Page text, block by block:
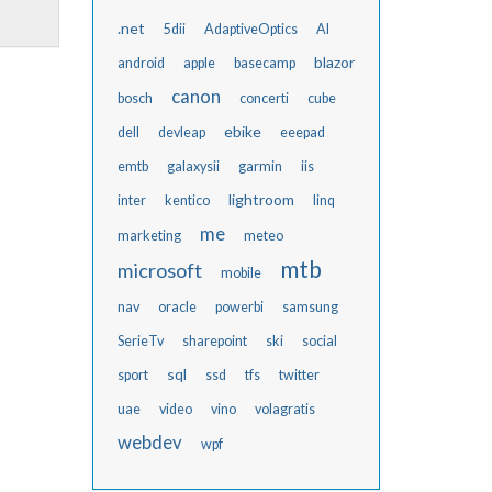
.net 5dii AdaptiveOptics AI
android apple basecamp blazor
bosch canon concerti cube
dell devleap ebike eeepad
emtb galaxysii garmin iis
inter kentico lightroom linq
marketing me meteo
microsoft mobile mtb
nav oracle powerbi samsung
SerieTv sharepoint ski social
sport sql ssd tfs twitter
uae video vino volagratis
webdev wpf